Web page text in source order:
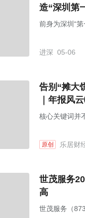
造“深圳第
前身为深圳“第
进深 05-06
告别“摊大
｜年报风
核心关键词并
原创 乐居财
世茂服务
高
世茂服务（